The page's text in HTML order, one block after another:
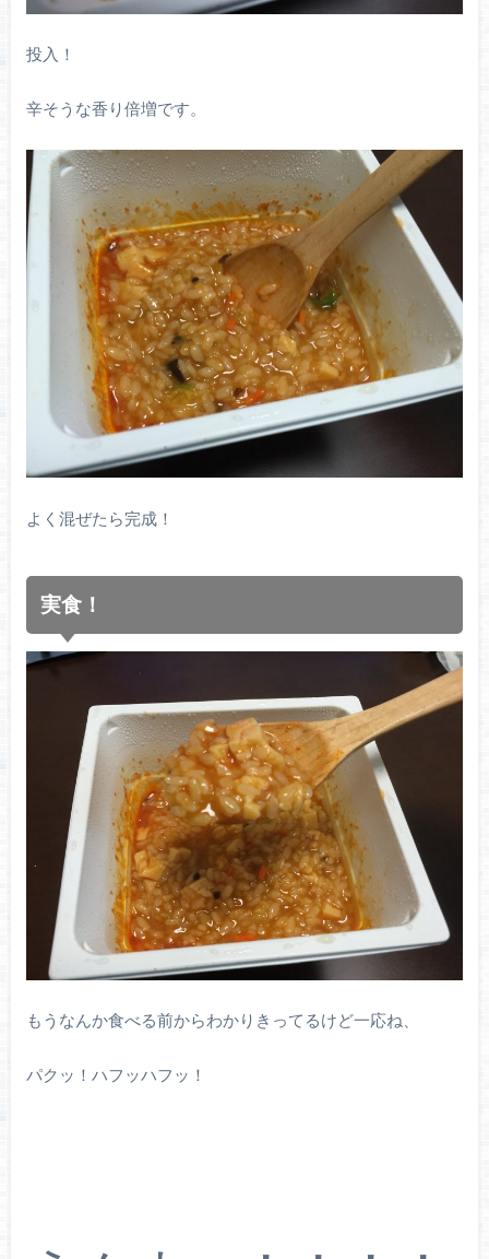
投入！
辛そうな香り倍増です。
よく混ぜたら完成！
実食！
もうなんか食べる前からわかりきってるけど一応ね、
パクッ！ハフッハフッ！